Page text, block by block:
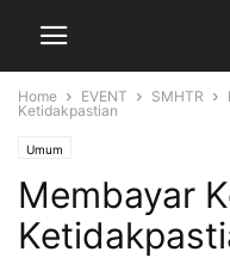
Home EVENT SMHTR
Ketidakpastian
Umum
Membayar